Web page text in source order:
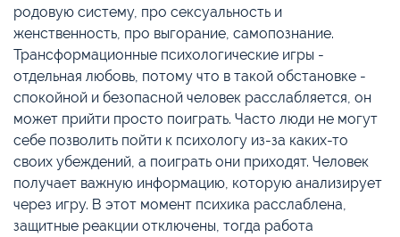
родовую систему, про сексуальность и
женственность, про выгорание, самопознание.
Трансформационные психологические игры -
отдельная любовь, потому что в такой обстановке -
спокойной и безопасной человек расслабляется, он
может прийти просто поиграть. Часто люди не могут
себе позволить пойти к психологу из-за каких-то
своих убеждений, а поиграть они приходят. Человек
получает важную информацию, которую анализирует
через игру. В этот момент психика расслаблена,
защитные реакции отключены, тогда работа